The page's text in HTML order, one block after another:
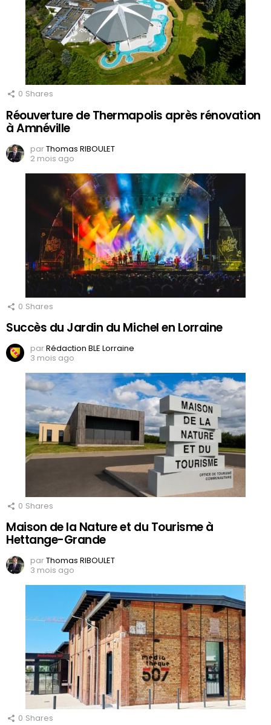
0 Shares
Réouverture de Thermapolis après rénovation
à Amnéville
parThomas RIBOULET
2 mois ago
0 Shares
Succès du Jardin du Michel en Lorraine
parRédaction BLE Lorraine
3 mois ago
0 Shares
Maison de la Nature et du Tourisme à
Hettange-Grande
parThomas RIBOULET
3 mois ago
0 Shares